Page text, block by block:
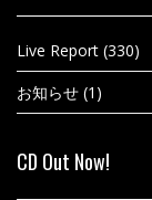
Live Report (330)
お知らせ (1)
CD Out Now!